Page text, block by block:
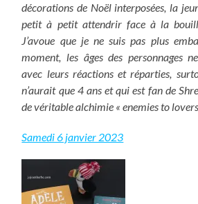
décorations de Noël interposées, la
petit à petit attendrir face à la
J’avoue que je ne suis pas plus
moment, les âges des personnages
avec leurs réactions et réparties,
n’aurait que 4 ans et qui est fan de
de véritable alchimie « enemies to
Samedi 6 janvier 2023